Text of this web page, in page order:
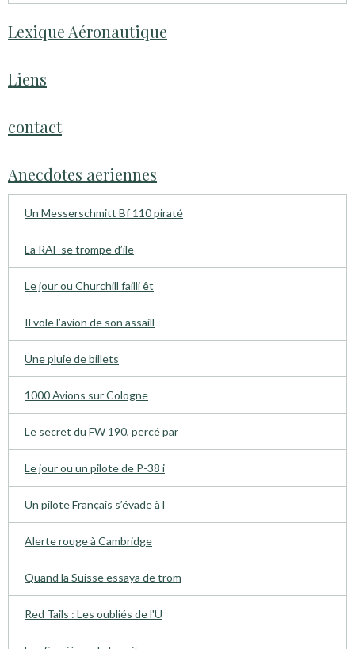
Lexique Aéronautique
Liens
contact
Anecdotes aeriennes
Un Messerschmitt Bf 110 piraté
La RAF se trompe d’ile
Le jour ou Churchill failli êt
Il vole l’avion de son assaill
Une pluie de billets
1000 Avions sur Cologne
Le secret du FW 190, percé par
Le jour ou un pilote de P-38 i
Un pilote Français s’évade à l
Alerte rouge à Cambridge
Quand la Suisse essaya de trom
Red Tails : Les oubliés de l'U